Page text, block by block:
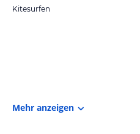
Kitesurfen
Mehr anzeigen